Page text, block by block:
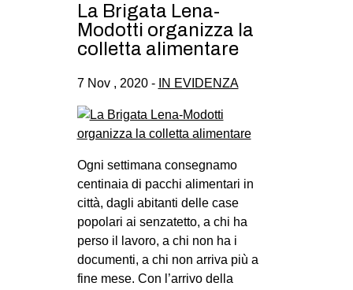
La Brigata Lena-
Modotti organizza la
colletta alimentare
7 Nov , 2020 - IN EVIDENZA
Ogni settimana consegnamo
centinaia di pacchi alimentari in
città, dagli abitanti delle case
popolari ai senzatetto, a chi ha
perso il lavoro, a chi non ha i
documenti, a chi non arriva più a
fine mese. Con l’arrivo della